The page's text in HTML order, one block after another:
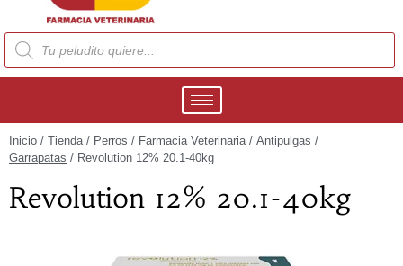
Inicio / Tienda/ Perros / Farmacia Veterinaria/ Antipulgas /
Garrapatas / Revolution 12% 20.1-40kg
Revolution 12% 20.1-40kg